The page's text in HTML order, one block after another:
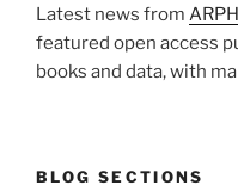
Latest news from
featured open access
books and data, with
BLOG SECTIONS